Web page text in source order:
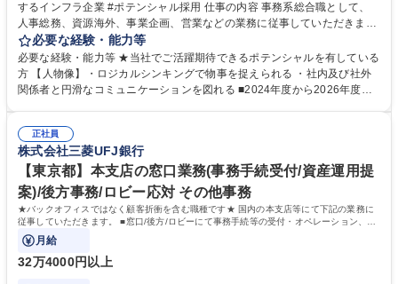
するインフラ企業 #ポテンシャル採用 仕事の内容 事務系総合職として、
人事総務、資源海外、事業企画、営業などの業務に従事していただきま
す。 【業務内容の一例】■所属事業部の勤労業務 ■海外に関係する各種業
務 ■営業部門の企画スタッフ、ルート営業 【キャリアパス】入社後の配属
ポジションで一定期間ご活躍頂いた後、本人の適性及び将来のキャリアを
鑑みてジョブローテーションを行います。 【育成】OJTでの現場育成や研
表するインフラ企業 #ポテンシャル採用
必要な経験・能力等
必要な経験・能力等 ★当社でご活躍期待できるポテンシャルを有している
方 【人物像】・ロジカルシンキングで物事を捉えられる ・社内及び社外
関係者と円滑なコミュニケーションを図れる ■2024年度から2026年度ま
72.html ■エネルギーセキュリティの不安定化や気候変動による自然災害の
甚大化など、これまで以上に社会課題解決の重要性が高まっています。
「未来の日常」の創造に向けて持続可能な社会の実現に貢献してまいりま
す。 学歴・資格 学歴：大学院 大学 語学力： 資格：
正社員
株式会社三菱UFJ銀行
【東京都】本支店の窓口業務(事務手続受付/資産運用提
案)/後方事務/ロビー応対 その他事務
★バックオフィスではなく顧客折衝を含む職種です★ 国内の本支店等にて下記の業務に
従事していただきます。 ■窓口/後方/ロビーにて事務手続等の受付・オペレーション、お
客様対応
月給
32万4000円以上